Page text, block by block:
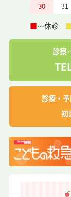
30
31
■…休診
診察
診療・
初